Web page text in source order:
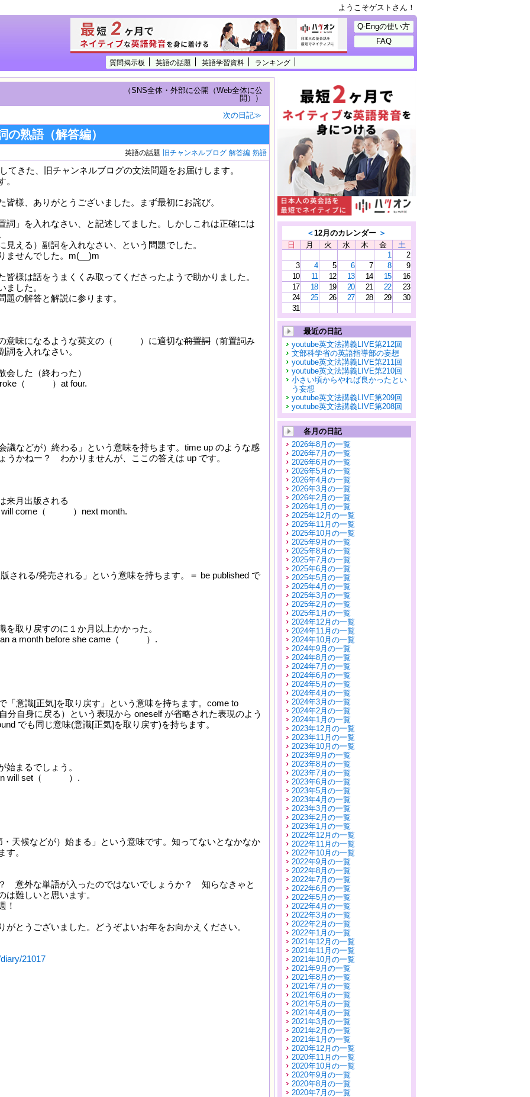
ようこそゲストさん！
質問掲示板 英語の話題 英語学習資料 ランキング
Q-Engの使い方
FAQ
（SNS全体・外部に公開（Web全体に公
開））
次の日記≫
の熟語（解答編）
英語の話題 旧チャンネルブログ 解答編 熟語
てきた、旧チャンネルブログの文法問題をお届けします。
。
皆様、ありがとうございました。まず最初にお詫び。
詞」を入れなさい、と記述してました。しかしこれは正確には
見える）副詞を入れなさい、という問題でした。
ませんでした。m(__)m
皆様は話をうまくくみ取ってくださったようで助かりました。
ました。
題の解答と解説に参ります。
意味になるような英文の（ ）に適切な前置詞（前置詞み
詞を入れなさい。
会した（終わった）
（ ）at four.
議などが）終わる」という意味を持ちます。time up のような感
うかねー？ わかりませんが、ここの答えは up です。
来月出版される
will come（ ）next month.
される/発売される」という意味を持ちます。＝ be published で
を取り戻すのに１か月以上かかった。
a month before she came（ ）.
「意識[正気]を取り戻す」という意味を持ちます。come to
分自身に戻る）という表現から oneself が省略された表現のよう
でも同じ意味(意識[正気]を取り戻す)を持ちます。
始まるでしょう。
will set（ ）.
・天候などが）始まる」という意味です。知ってないとなかなか
す。
意外な単語が入ったのではないでしょうか？ 知らなきゃと
は難しいと思います。
！
がとうございました。どうぞよいお年をお向かえください。
21017
＜12月のカレンダー ＞
日
月 火 水 木 金
土
1
2
3
4 5 6 7 8
9
10
11 12 13 14 15
16
17
18 19 20 21 22
23
24
25 26 27 28 29
30
31
最近の日記
youtube英文法講義LIVE第212回
文部科学省の英語指導部の妄想
youtube英文法講義LIVE第211回
youtube英文法講義LIVE第210回
小さい頃からやれば良かったとい
う妄想
youtube英文法講義LIVE第209回
youtube英文法講義LIVE第208回
各月の日記
2026年8月の一覧
2026年7月の一覧
2026年6月の一覧
2026年5月の一覧
2026年4月の一覧
2026年3月の一覧
2026年2月の一覧
2026年1月の一覧
2025年12月の一覧
2025年11月の一覧
2025年10月の一覧
2025年9月の一覧
2025年8月の一覧
2025年7月の一覧
2025年6月の一覧
2025年5月の一覧
2025年4月の一覧
2025年3月の一覧
2025年2月の一覧
2025年1月の一覧
2024年12月の一覧
2024年11月の一覧
2024年10月の一覧
2024年9月の一覧
2024年8月の一覧
2024年7月の一覧
2024年6月の一覧
2024年5月の一覧
2024年4月の一覧
2024年3月の一覧
2024年2月の一覧
2024年1月の一覧
2023年12月の一覧
2023年11月の一覧
2023年10月の一覧
2023年9月の一覧
2023年8月の一覧
2023年7月の一覧
2023年6月の一覧
2023年5月の一覧
2023年4月の一覧
2023年3月の一覧
2023年2月の一覧
2023年1月の一覧
2022年12月の一覧
2022年11月の一覧
2022年10月の一覧
2022年9月の一覧
2022年8月の一覧
2022年7月の一覧
2022年6月の一覧
2022年5月の一覧
2022年4月の一覧
2022年3月の一覧
2022年2月の一覧
2022年1月の一覧
2021年12月の一覧
2021年11月の一覧
2021年10月の一覧
2021年9月の一覧
2021年8月の一覧
2021年7月の一覧
2021年6月の一覧
2021年5月の一覧
2021年4月の一覧
2021年3月の一覧
2021年2月の一覧
2021年1月の一覧
2020年12月の一覧
2020年11月の一覧
2020年10月の一覧
2020年9月の一覧
2020年8月の一覧
2020年7月の一覧